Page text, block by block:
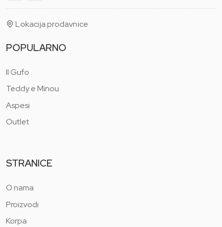
Lokacija prodavnice
POPULARNO
Il Gufo
Teddy e Minou
Aspesi
Outlet
STRANICE
O nama
Proizvodi
Korpa